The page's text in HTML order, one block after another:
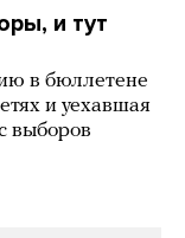
и тут
в бюллетене
и уехавшая
выборов